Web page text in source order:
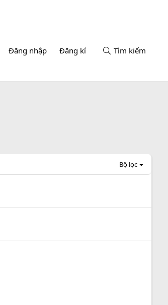
Đăng nhập Đăng kí Tìm kiếm
Bộ lọc